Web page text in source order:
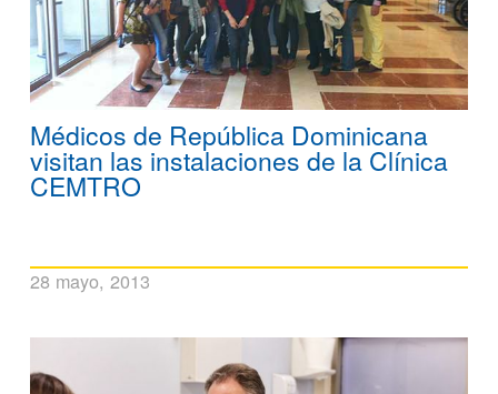
Médicos de República Dominicana
visitan las instalaciones de la Clínica
CEMTRO
28 mayo, 2013